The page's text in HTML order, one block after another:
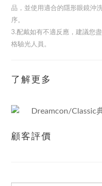
品，並使用適合的隱形眼鏡沖
序。
3.配戴如有不適反應，建議您
格驗光人員。
了解更多
顧客評價